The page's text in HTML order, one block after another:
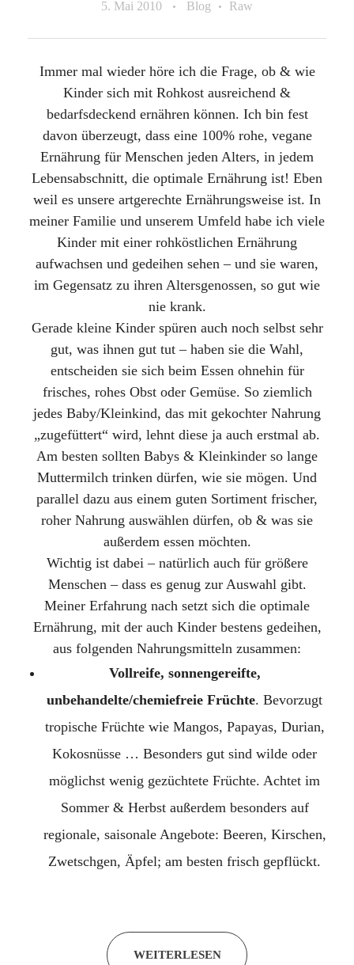
5. Mai 2010 Blog Raw
Immer mal wieder höre ich die Frage, ob & wie
Kinder sich mit Rohkost ausreichend &
bedarfsdeckend ernähren können. Ich bin fest
davon überzeugt, dass eine 100% rohe, vegane
Ernährung für Menschen jeden Alters, in jedem
Lebensabschnitt, die optimale Ernährung ist! Eben
weil es unsere artgerechte Ernährungsweise ist. In
meiner Familie und unserem Umfeld habe ich viele
Kinder mit einer rohköstlichen Ernährung
aufwachsen und gedeihen sehen – und sie waren,
im Gegensatz zu ihren Altersgenossen, so gut wie
nie krank.
Gerade kleine Kinder spüren auch noch selbst sehr
gut, was ihnen gut tut – haben sie die Wahl,
entscheiden sie sich beim Essen ohnehin für
frisches, rohes Obst oder Gemüse. So ziemlich
jedes Baby/Kleinkind, das mit gekochter Nahrung
„zugefüttert“ wird, lehnt diese ja auch erstmal ab.
Am besten sollten Babys & Kleinkinder so lange
Muttermilch trinken dürfen, wie sie mögen. Und
parallel dazu aus einem guten Sortiment frischer,
roher Nahrung auswählen dürfen, ob & was sie
außerdem essen möchten.
Wichtig ist dabei – natürlich auch für größere
Menschen – dass es genug zur Auswahl gibt.
Meiner Erfahrung nach setzt sich die optimale
Ernährung, mit der auch Kinder bestens gedeihen,
aus folgenden Nahrungsmitteln zusammen:
Vollreife, sonnengereifte,
unbehandelte/chemiefreie Früchte. Bevorzugt
tropische Früchte wie Mangos, Papayas, Durian,
Kokosnüsse … Besonders gut sind wilde oder
möglichst wenig gezüchtete Früchte. Achtet im
Sommer & Herbst außerdem besonders auf
regionale, saisonale Angebote: Beeren, Kirschen,
Zwetschgen, Äpfel; am besten frisch gepflückt.
WEITERLESEN